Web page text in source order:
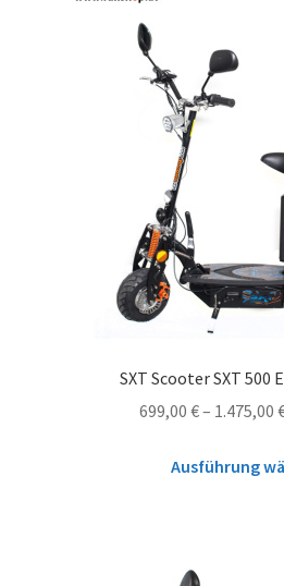
SXT Scooter SXT 500
699,00 €– 1.475,00
Ausführung